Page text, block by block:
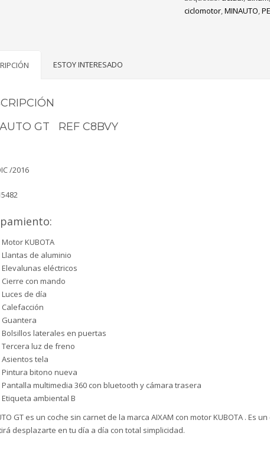
ciclomotor,MINAUTO,
ESTOY INTERESADO
GT REF C8BVY
/2016
Motor KUBOTA
Llantas de aluminio
Elevalunas eléctricos
Cierre con mando
Luces de día
Calefacción
Guantera
Bolsillos laterales en puertas
Tercera luz de freno
Asientos tela
Pintura bitono nueva
Pantalla multimedia 360 con bluetooth y cámara trasera
Etiqueta ambiental B
GT es un coche sin carnet de la marca AIXAM con motor KUBOTA . Es
desplazarte en tu día a día con total simplicidad.